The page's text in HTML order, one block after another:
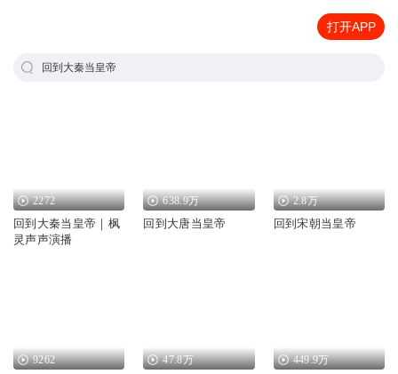
打开APP
回到大秦当皇帝
2272
回到大秦当皇帝｜枫
灵声声演播
638.9万
回到大唐当皇帝
2.8万
回到宋朝当皇帝
9262 47.8万 449.9万